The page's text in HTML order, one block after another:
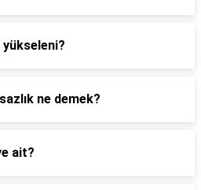
yükseleni?
ne demek?
ait?